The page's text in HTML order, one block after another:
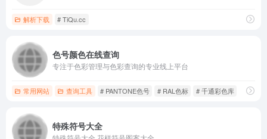
解析下载 # TiQu.cc
色号颜色在线查询
专注于色彩管理与色彩查询的专业线上平台
常用网站 查询工具 # PANTONE色号 # RAL色标 # 千通彩色库
特殊符号大全